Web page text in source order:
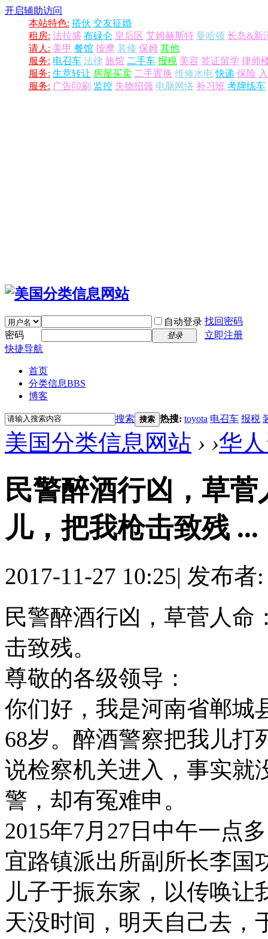
开启辅助访问
本站特色: 搭伙 交友征婚
租房: 法拉盛 布碌仑 皇后区 艾姆赫斯特 曼哈顿 长岛&新
请人: 美甲 餐馆 按摩 装修 保姆 其他
服务: 电召车 法律 旅馆 二手车 报税 美容 签证留学 律师
服务: 生意转让 房屋买卖 二手置换 维修水电 快递 保险
服务: 广告印刷 监控 失物招领 电脑网络 补习班 考牌练车
自动登录 找回密码
密码
登录
立即注册
快捷导航
首页
分类信息BBS
博客
搜索 搜索 热搜: toyota 电召车 报税
美国分类信息网站 › ›华
民警醉酒行凶，草
儿，把我枪击致残 ...
2017-11-27 10:25| 发布者
民警醉酒行凶，草菅人命
击致残。
尊敬的各级领导：
你们好，我是河南省郸城
68岁。醉酒警察把我儿打
说检察机关进入，事实就
警，却有冤难申。
2015年7月27日中午一点
宜路镇派出所副所长李国
儿子于振东家，以传唤让
天没时间，明天自己去，